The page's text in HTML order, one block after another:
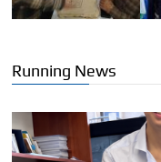
Running News